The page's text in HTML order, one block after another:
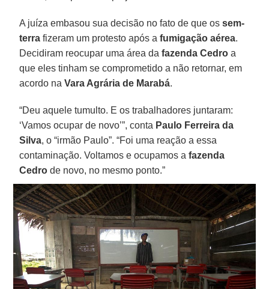
A juíza embasou sua decisão no fato de que os sem-
terra fizeram um protesto após a fumigação aérea.
Decidiram reocupar uma área dafazenda Cedro a
que eles tinham se comprometido a não retornar, em
acordo na Vara Agrária de Marabá.
“Deu aquele tumulto. E os trabalhadores juntaram:
‘Vamos ocupar de novo’”, conta Paulo Ferreira da
Silva, o “irmão Paulo”. “Foi uma reação a essa
contaminação. Voltamos e ocupamos afazenda
Cedro de novo, no mesmo ponto.”